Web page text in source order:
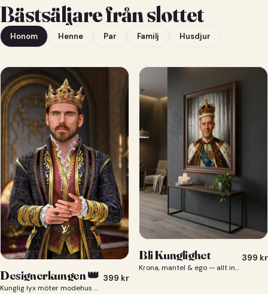
Bästsäljare från slottet
Honom Henne Par Familj Husdjur
Designerkungen 👑
Kunglig lyx möter modehus — du som designerkung 👑
399 kr
Bli Kunglighet
Krona, mantel & ego — allt ingår 👑
399 kr